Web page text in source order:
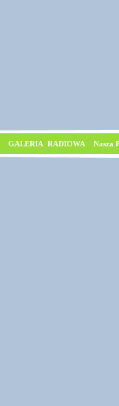
GALERIA RADIOWA Nasza